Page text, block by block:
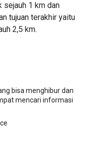
sejauh 1 km dan
tujuan terakhir yaitu
2,5 km.
bisa menghibur dan
mencari informasi